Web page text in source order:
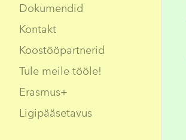
Dokumendid
Kontakt
Koostööpartnerid
Tule meile tööle!
Erasmus+
Ligipääsetavus